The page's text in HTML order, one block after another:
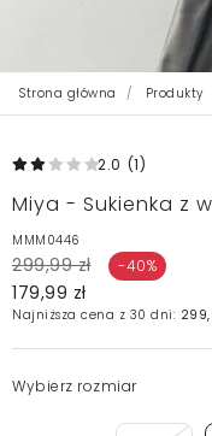
Strona główna Produkty
2.0 (1)
Miya - Sukienka z
MMM0446
299,99 zł -40%
179,99 zł
Najniższa cena z 30 dni:
Wybierz rozmiar